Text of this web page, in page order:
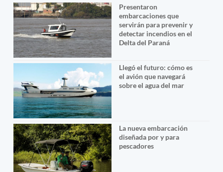
Presentaron
embarcaciones que
servirán para prevenir y
detectar incendios en el
Delta del Paraná
Llegó el futuro: cómo es
el avión que navegará
sobre el agua del mar
La nueva embarcación
diseñada por y para
pescadores